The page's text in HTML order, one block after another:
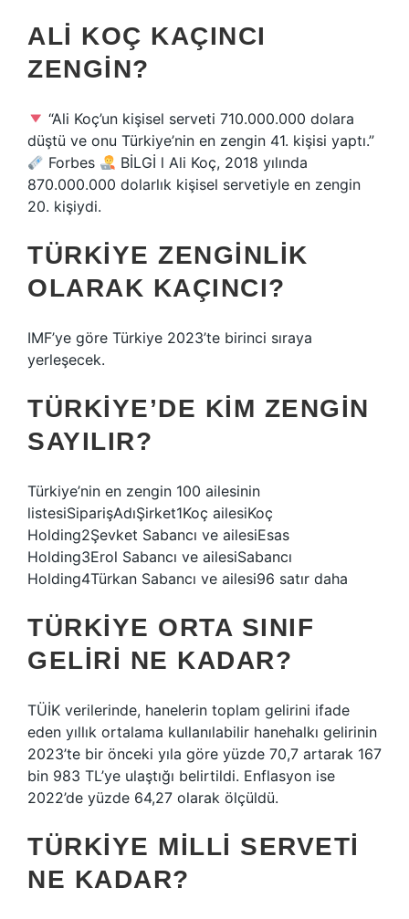
ALI KOÇ KAÇINCI
ZENGIN?
“Ali Koç’un kişisel serveti 710.000.000 dolara
düştü ve onu Türkiye’nin en zengin 41. kişisi yaptı.”
Forbes
BİLGİ l Ali Koç, 2018 yılında
870.000.000 dolarlık kişisel servetiyle en zengin
20. kişiydi.
TÜRKIYE ZENGINLIK
OLARAK KAÇINCI?
IMF’ye göre Türkiye 2023’te birinci sıraya
yerleşecek.
TÜRKIYE’DE KIM ZENGIN
SAYILIR?
Türkiye’nin en zengin 100 ailesinin
listesiSiparişAdıŞirket1Koç ailesiKoç
Holding2Şevket Sabancı ve ailesiEsas
Holding3Erol Sabancı ve ailesiSabancı
Holding4Türkan Sabancı ve ailesi96 satır daha
TÜRKIYE ORTA SINIF
GELIRI NE KADAR?
TÜİK verilerinde, hanelerin toplam gelirini ifade
eden yıllık ortalama kullanılabilir hanehalkı gelirinin
2023’te bir önceki yıla göre yüzde 70,7 artarak 167
bin 983 TL’ye ulaştığı belirtildi. Enflasyon ise
2022’de yüzde 64,27 olarak ölçüldü.
TÜRKIYE MILLI SERVETI
NE KADAR?